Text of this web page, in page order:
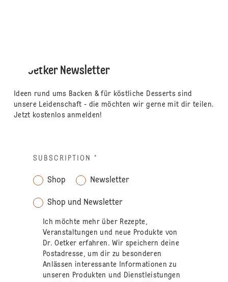
Dr. Oetker Newsletter
Ideen rund ums Backen & für köstliche Desserts sind
unsere Leidenschaft - die möchten wir gerne mit dir teilen.
Jetzt kostenlos anmelden!
SUBSCRIPTION *
Shop Newsletter
Shop und Newsletter
Ich möchte mehr über Rezepte,
Veranstaltungen und neue Produkte von
Dr. Oetker erfahren. Wir speichern deine
Postadresse, um dir zu besonderen
Anlässen interessante Informationen zu
unseren Produkten und Dienstleistungen